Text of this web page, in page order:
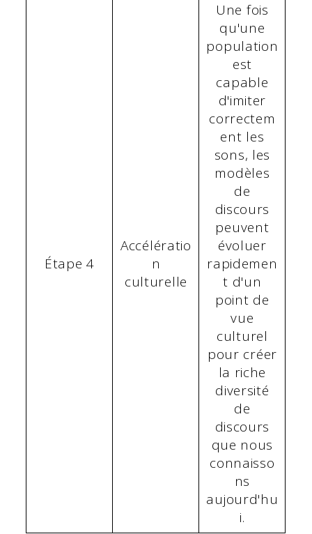
Étape 4
Accélératio
n
culturelle
Une fois
qu'une
population
est
capable
d'imiter
correctem
ent les
sons, les
modèles
de
discours
peuvent
évoluer
rapidemen
t d'un
point de
vue
culturel
pour créer
la riche
diversité
de
discours
que nous
connaisso
ns
aujourd'hu
i.